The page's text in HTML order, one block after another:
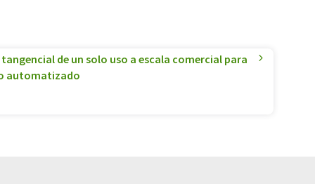
de un solo uso a escala comercial para
automatizado